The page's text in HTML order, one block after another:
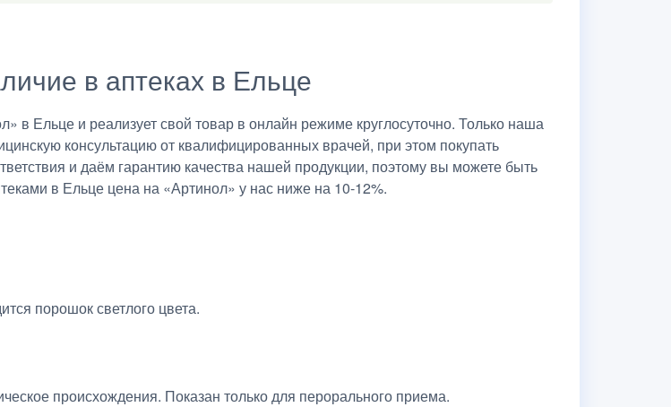
в аптеках в Ельце
Ельце и реализует свой товар в онлайн режиме круглосуточно. Только наша
консультацию от квалифицированных врачей, при этом покупать
и даём гарантию качества нашей продукции, поэтому вы можете быть
в Ельце цена на «Артинол» у нас ниже на 10-12%.
порошок светлого цвета.
происхождения. Показан только для перорального приема.